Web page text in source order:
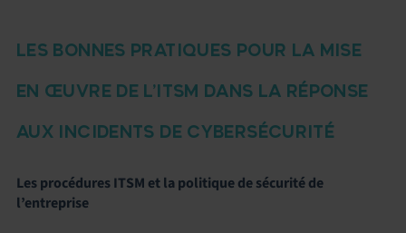
LES BONNES PRATIQUES POUR LA MISE
EN ŒUVRE DE L’ITSM DANS LA RÉPONSE
AUX INCIDENTS DE CYBERSÉCURITÉ
Les procéduresITSM et lapolitique de sécurité de
l’entreprise